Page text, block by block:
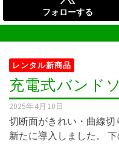
フォローする
レンタル新商品
充電式バンド
2025年4月10日
切断面がきれい・曲線
新たに導入しました。